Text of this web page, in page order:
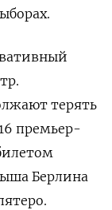
терять
премьер-
Берлина